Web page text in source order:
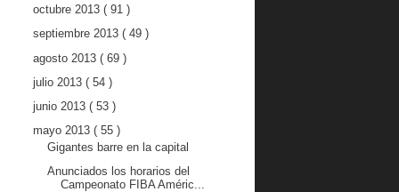
octubre 2013 ( 91 )
septiembre 2013 ( 49 )
agosto 2013 ( 69 )
julio 2013 ( 54 )
junio 2013 ( 53 )
mayo 2013 ( 55 )
Gigantes barre en la capital
Anunciados los horarios del
Campeonato FIBA Améric...